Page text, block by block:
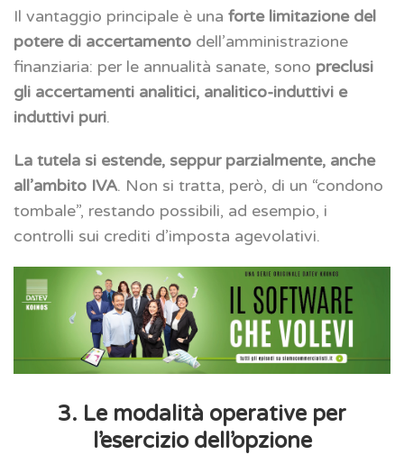
Il vantaggio principale è una forte limitazione del
potere di accertamento dell’amministrazione
finanziaria: per le annualità sanate, sono preclusi
gli accertamenti analitici, analitico-induttivi e
induttivi puri.
La tutela si estende, seppur parzialmente, anche
all’ambito IVA. Non si tratta, però, di un “condono
tombale”, restando possibili, ad esempio, i
controlli sui crediti d’imposta agevolativi.
3. Le modalità operative per
l’esercizio dell’opzione